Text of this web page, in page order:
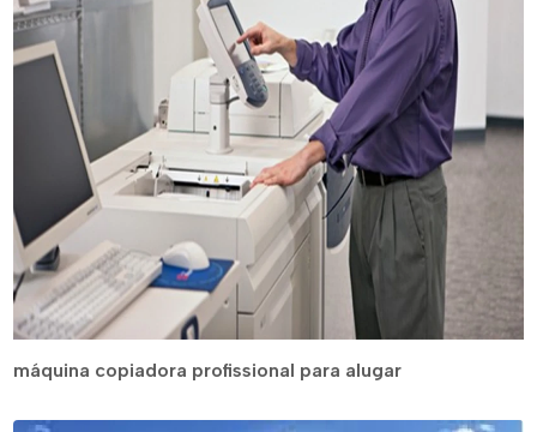
máquina copiadora profissional para alugar